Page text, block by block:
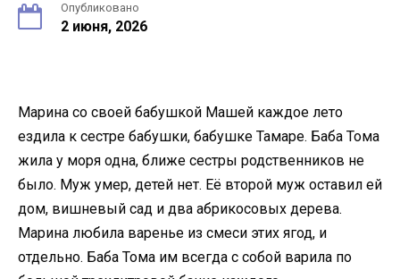
Опубликовано
2 июня, 2026
Марина со своей бабушкой Машей каждое лето
ездила к сестре бабушки, бабушке Тамаре. Баба Тома
жила у моря одна, ближе сестры родственников не
было. Муж умер, детей нет. Её второй муж оставил ей
дом, вишневый сад и два абрикосовых дерева.
Марина любила варенье из смеси этих ягод, и
отдельно. Баба Тома им всегда с собой варила по